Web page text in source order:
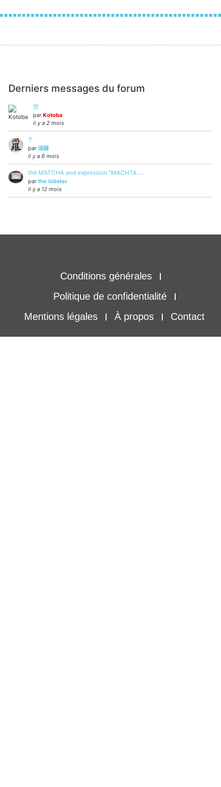
Derniers messages du forum
皆
par Kotoba
il y a 2 mois
〒
par 湖羅
il y a 6 mois
thé MATCHA and expression "MACHTA …
par the lobster
il y a 12 mois
Conditions générales
Politique de confidentialité
Mentions légales
À propos Contact